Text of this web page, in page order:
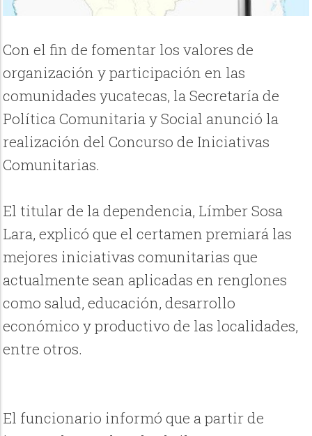
Con el fin de fomentar los valores de
organización y participación en las
comunidades yucatecas, la Secretaría de
Política Comunitaria y Social anunció la
realización del Concurso de Iniciativas
Comunitarias.
El titular de la dependencia, Límber Sosa
Lara, explicó que el certamen premiará las
mejores iniciativas comunitarias que
actualmente sean aplicadas en renglones
como salud, educación, desarrollo
económico y productivo de las localidades,
entre otros.
El funcionario informó que a partir de